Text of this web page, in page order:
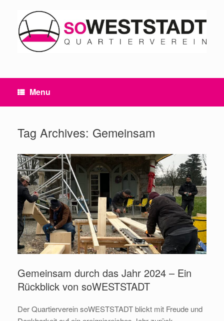
content
Menu
Tag Archives: Gemeinsam
Gemeinsam durch das Jahr 2024 – Ein
Rückblick von soWESTSTADT
Der Quartierverein soWESTSTADT blickt mit Freude und